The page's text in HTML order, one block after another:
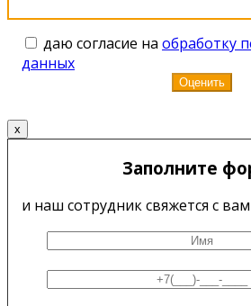
даю согласие на обработку
данных
x
Заполните
и наш сотрудник свяжется с